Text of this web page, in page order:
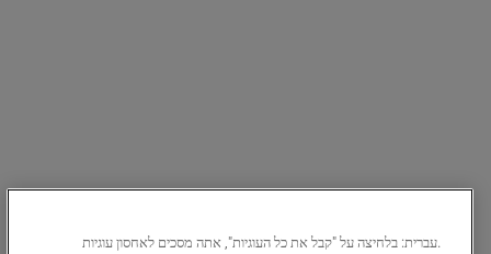
.עברית: בלחיצה על "קבל את כל העוגיות", אתה מסכים לאחסון עוגיות